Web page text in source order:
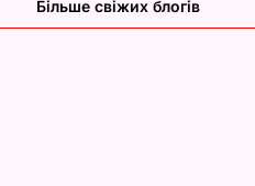
Більше свіжих блогів